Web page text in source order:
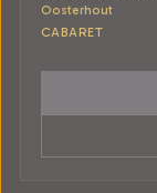
Oosterhout
CABARET